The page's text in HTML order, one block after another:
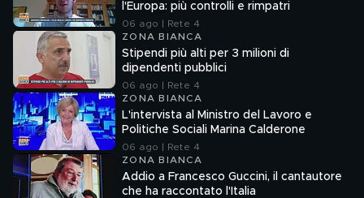
l'Europa: più controlli e rimpatri
06 ago | Rete 4
ZONA BIANCA
Stipendi più alti per 3 milioni di
dipendenti pubblici
06 ago | Rete 4
ZONA BIANCA
L'intervista al Ministro del Lavoro e
Politiche Sociali Marina Calderone
06 ago | Rete 4
ZONA BIANCA
Addio a Francesco Guccini, il cantautore
che ha raccontato l'Italia